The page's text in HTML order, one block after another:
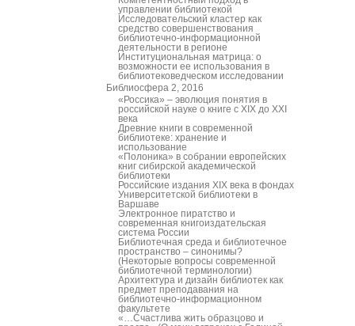
управлении библиотекой
Исследовательский кластер как
средство совершенствования
библиотечно-информационной
деятельности в регионе
Институциональная матрица: о
возможности ее использования в
библиотековедческом исследовании
Библиосфера 2, 2016
«Россика» – эволюция понятия в
российской науке о книге с XIX до XXI
века
Древние книги в современной
библиотеке: хранение и
использование
«Полоника» в собрании европейских
книг сибирской академической
библиотеки
Российские издания XIX века в фондах
Университетской библиотеки в
Варшаве
Электронное пиратство и
современная книгоиздательская
система России
Библиотечная среда и библиотечное
пространство – синонимы?
(Некоторые вопросы современной
библиотечной терминологии)
Архитектура и дизайн библиотек как
предмет преподавания на
библиотечно-информационном
факультете
«…Счастлива жить образцово и